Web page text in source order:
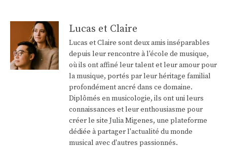
Lucas et Claire
Lucas et Claire sont deux amis inséparables
depuis leur rencontre à l'école de musique,
où ils ont affiné leur talent et leur amour pour
la musique, portés par leur héritage familial
profondément ancré dans ce domaine.
Diplômés en musicologie, ils ont uni leurs
connaissances et leur enthousiasme pour
créer le site Julia Migenes, une plateforme
dédiée à partager l'actualité du monde
musical avec d'autres passionnés.